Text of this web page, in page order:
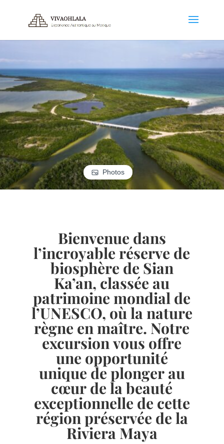
Photos
Bienvenue dans
l’incroyable réserve de
biosphère de Sian
Ka’an, classée au
patrimoine mondial de
l’UNESCO, où la nature
règne en maître. Notre
excursion vous offre
une opportunité
unique de plonger au
cœur de la beauté
exceptionnelle de cette
région préservée de la
Riviera Maya